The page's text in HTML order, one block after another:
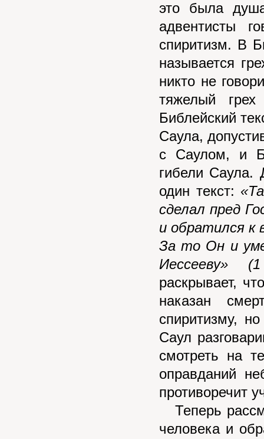
это была
адвентисты
спиритизм. В
называется
никто не
тяжелый
Библейский
Саула,
с Саулом, и
гибели Саула.
один текст:
сделал пред
и обратился к
За то Он и
Иессееву»
раскрывает,
наказан
спиритизму,
Саул
смотреть на
оправданий
противоречит
Теперь
человека и